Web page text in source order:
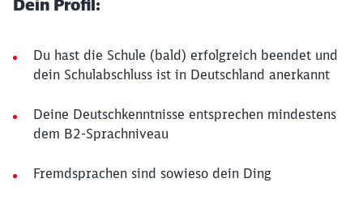
Dein Profil:
Du hast die Schule (bald) erfolgreich beendet und
dein Schulabschluss ist in Deutschland anerkannt
Deine Deutschkenntnisse entsprechen mindestens
dem B2-Sprachniveau
Fremdsprachen sind sowieso dein Ding